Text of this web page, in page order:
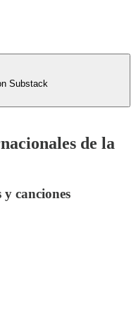
Substack
de la
y canciones